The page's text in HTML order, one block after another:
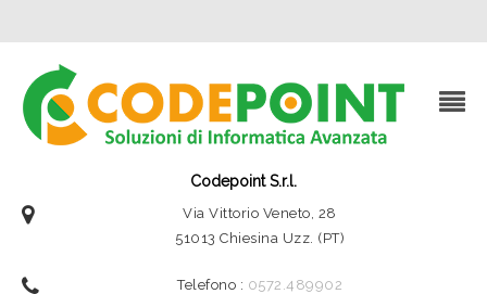
Codepoint S.r.l.
Via Vittorio Veneto, 28
51013 Chiesina Uzz. (PT)
Telefono : 0572.489902